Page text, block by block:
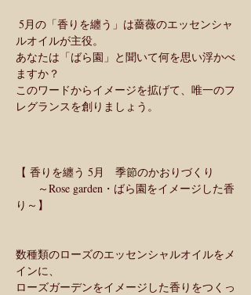
ルオイルが主役。
あなたは「ばら園」と聞いて何を思い浮かべ
ますか？
このワードからイメージを拡げて、唯一のフ
レグランスを創りましょう。
【 香りを纏う 5月　季節のかおりづくり
～Rose garden・ばら園をイメージした香
り～】
数種類のローズのエッセンシャルオイルをメ
インに、
ローズガーデンをイメージした香りをつくっ